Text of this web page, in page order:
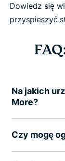
Dowiedz się
przyspieszyć
Na jakich
More?
Czy mogę